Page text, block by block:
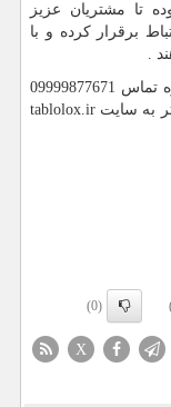
تا مشتریان عزیز
برقرار کرده و با
.
برای ارتباط با واحد فروش می توانید با شماره تماس 09999877671
به سایت tablolox.ir
(0)
X